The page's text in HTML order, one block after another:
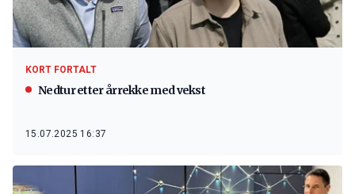
KORT FORTALT
Nedtur etter årrekke med vekst
15.07.2025 16:37